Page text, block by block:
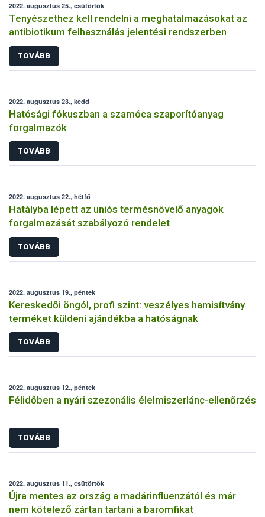
2022. augusztus 25., csütörtök
Tenyészethez kell rendelni a meghatalmazásokat az
antibiotikum felhasználás jelentési rendszerben
TOVÁBB
2022. augusztus 23., kedd
Hatósági fókuszban a szamóca szaporítóanyag
forgalmazók
TOVÁBB
2022. augusztus 22., hétfő
Hatályba lépett az uniós termésnövelő anyagok
forgalmazását szabályozó rendelet
TOVÁBB
2022. augusztus 19., péntek
Kereskedői öngól, profi szint: veszélyes hamisítvány
terméket küldeni ajándékba a hatóságnak
TOVÁBB
2022. augusztus 12., péntek
Félidőben a nyári szezonális élelmiszerlánc-ellenőrzés
TOVÁBB
2022. augusztus 11., csütörtök
Újra mentes az ország a madárinfluenzától és már
nem kötelező zártan tartani a baromfikat